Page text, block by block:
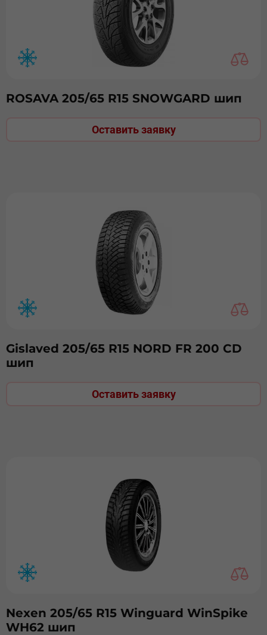
ROSAVA 205/65 R15 SNOWGARD шип
Оставить заявку
Gislaved 205/65 R15 NORD FR 200 СD
шип
Оставить заявку
Nexen 205/65 R15 Winguard WinSpike
WH62 шип